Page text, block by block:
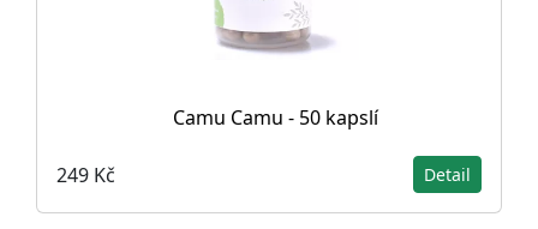
Camu Camu - 50 kapslí
249 Kč Detail